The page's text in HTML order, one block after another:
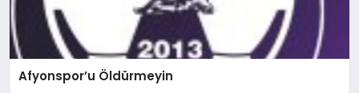
Afyonspor’u Öldürmeyin